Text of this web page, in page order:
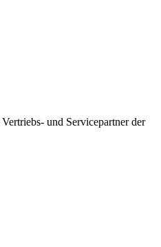
und Servicepartner der